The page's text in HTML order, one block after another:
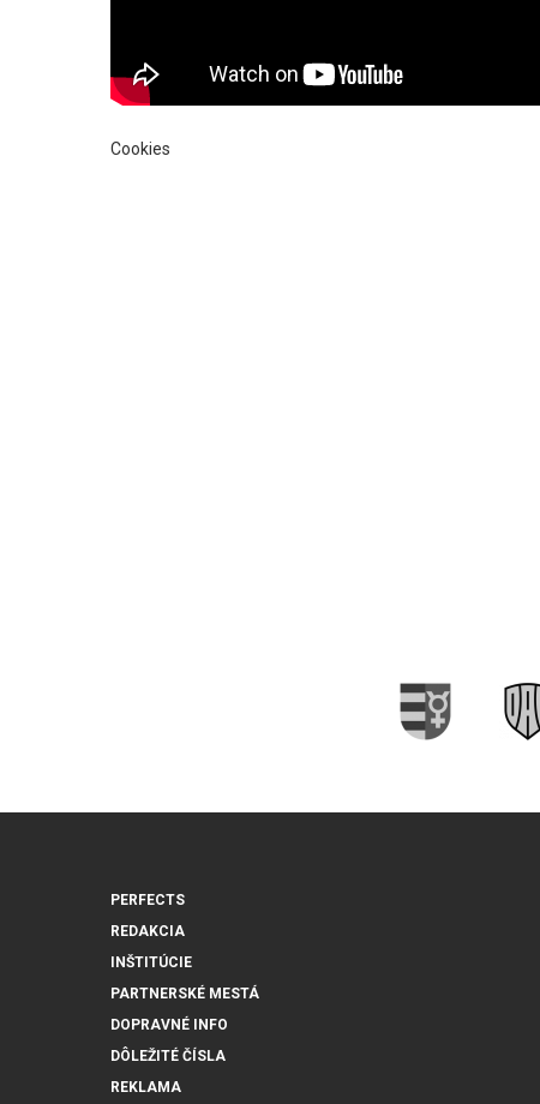
Cookies
PERFECTS
REDAKCIA
INŠTITÚCIE
PARTNERSKÉ MESTÁ
DOPRAVNÉ INFO
DÔLEŽITÉ ČÍSLA
REKLAMA